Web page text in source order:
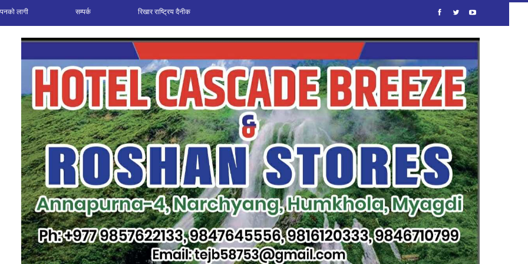
लागी सम्पर्क रिखार राष्ट्रिय दैनीक